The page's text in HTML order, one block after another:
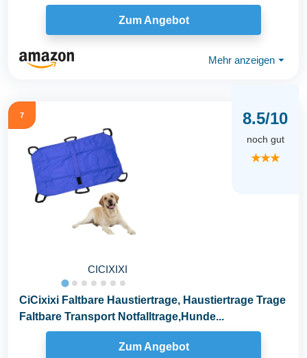
Geschirr...
Zum Angebot
Mehr anzeigen ⏷
7
CICIXIXI
8.5/10
noch gut
★★★
CiCixixi Faltbare Haustiertrage, Haustiertrage Trage
Faltbare Transport Notfalltrage,Hunde...
Zum Angebot